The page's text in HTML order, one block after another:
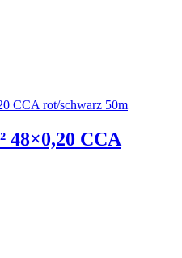
48×0,20 CCA